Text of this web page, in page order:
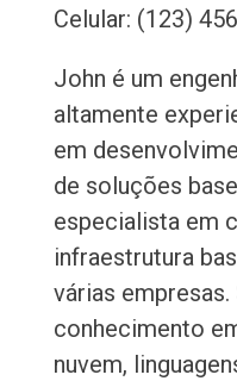
Celular: (123)
John é um
altamente
em
de soluções
especialista em
infraestrutura
várias empresas.
conhecimento
nuvem,